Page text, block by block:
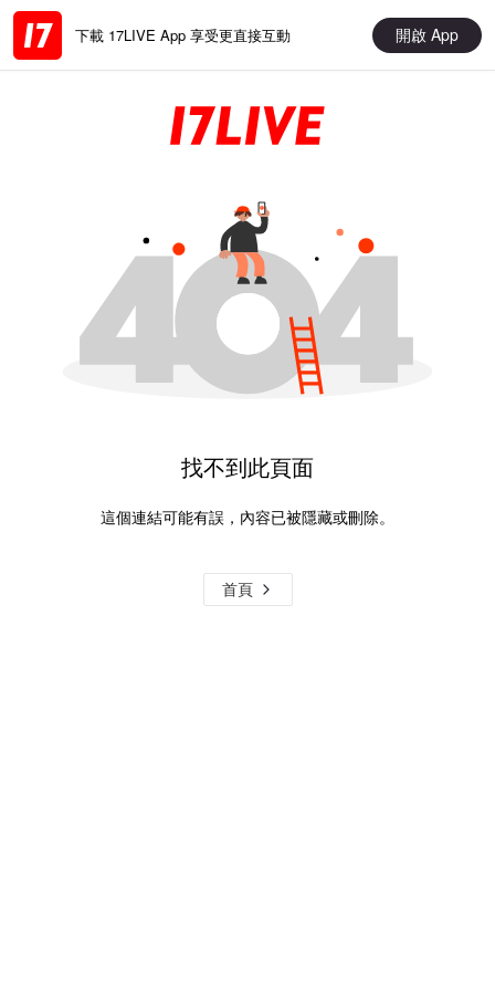
下載 17LIVE App 享受更直接互動 開啟 App
找不到此頁面
這個連結可能有誤，內容已被隱藏或刪除。
首頁